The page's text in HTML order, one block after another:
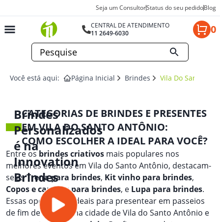
Seja um ConsultorStatus do seu pedidoBlog
CENTRAL DE ATENDIMENTO
11 2649-6030
0
Você está aqui: Página Inicial Brindes Vila Do Santo
Brindes
Personalizados
é na
Innovation
Brindes
CATEGORIAS DE BRINDES E PRESENTES
EM VILA DO SANTO ANTÔNIO:
COMO ESCOLHER A IDEAL PARA VOCÊ?
Entre osbrindes criativos mais populares nos
melhores eventos em Vila do Santo Antônio, destacam-
se asTrena para brindes, Kit vinho para brindes,
Copos e canecas para brindes, e Lupa para brindes.
Essas opções são ideais para presentear em passeios
de fim de semana na cidade de Vila do Santo Antônio e